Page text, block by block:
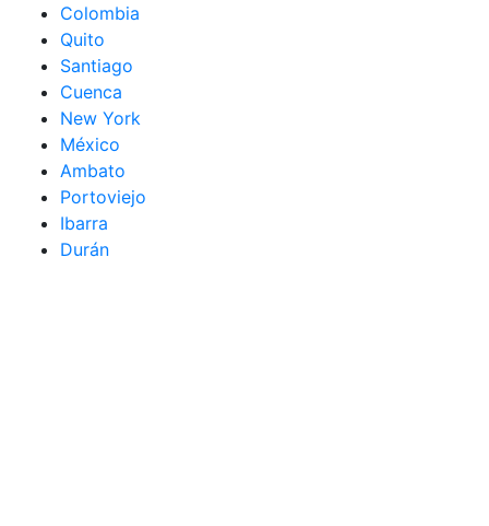
Colombia
Quito
Santiago
Cuenca
New York
México
Ambato
Portoviejo
Ibarra
Durán